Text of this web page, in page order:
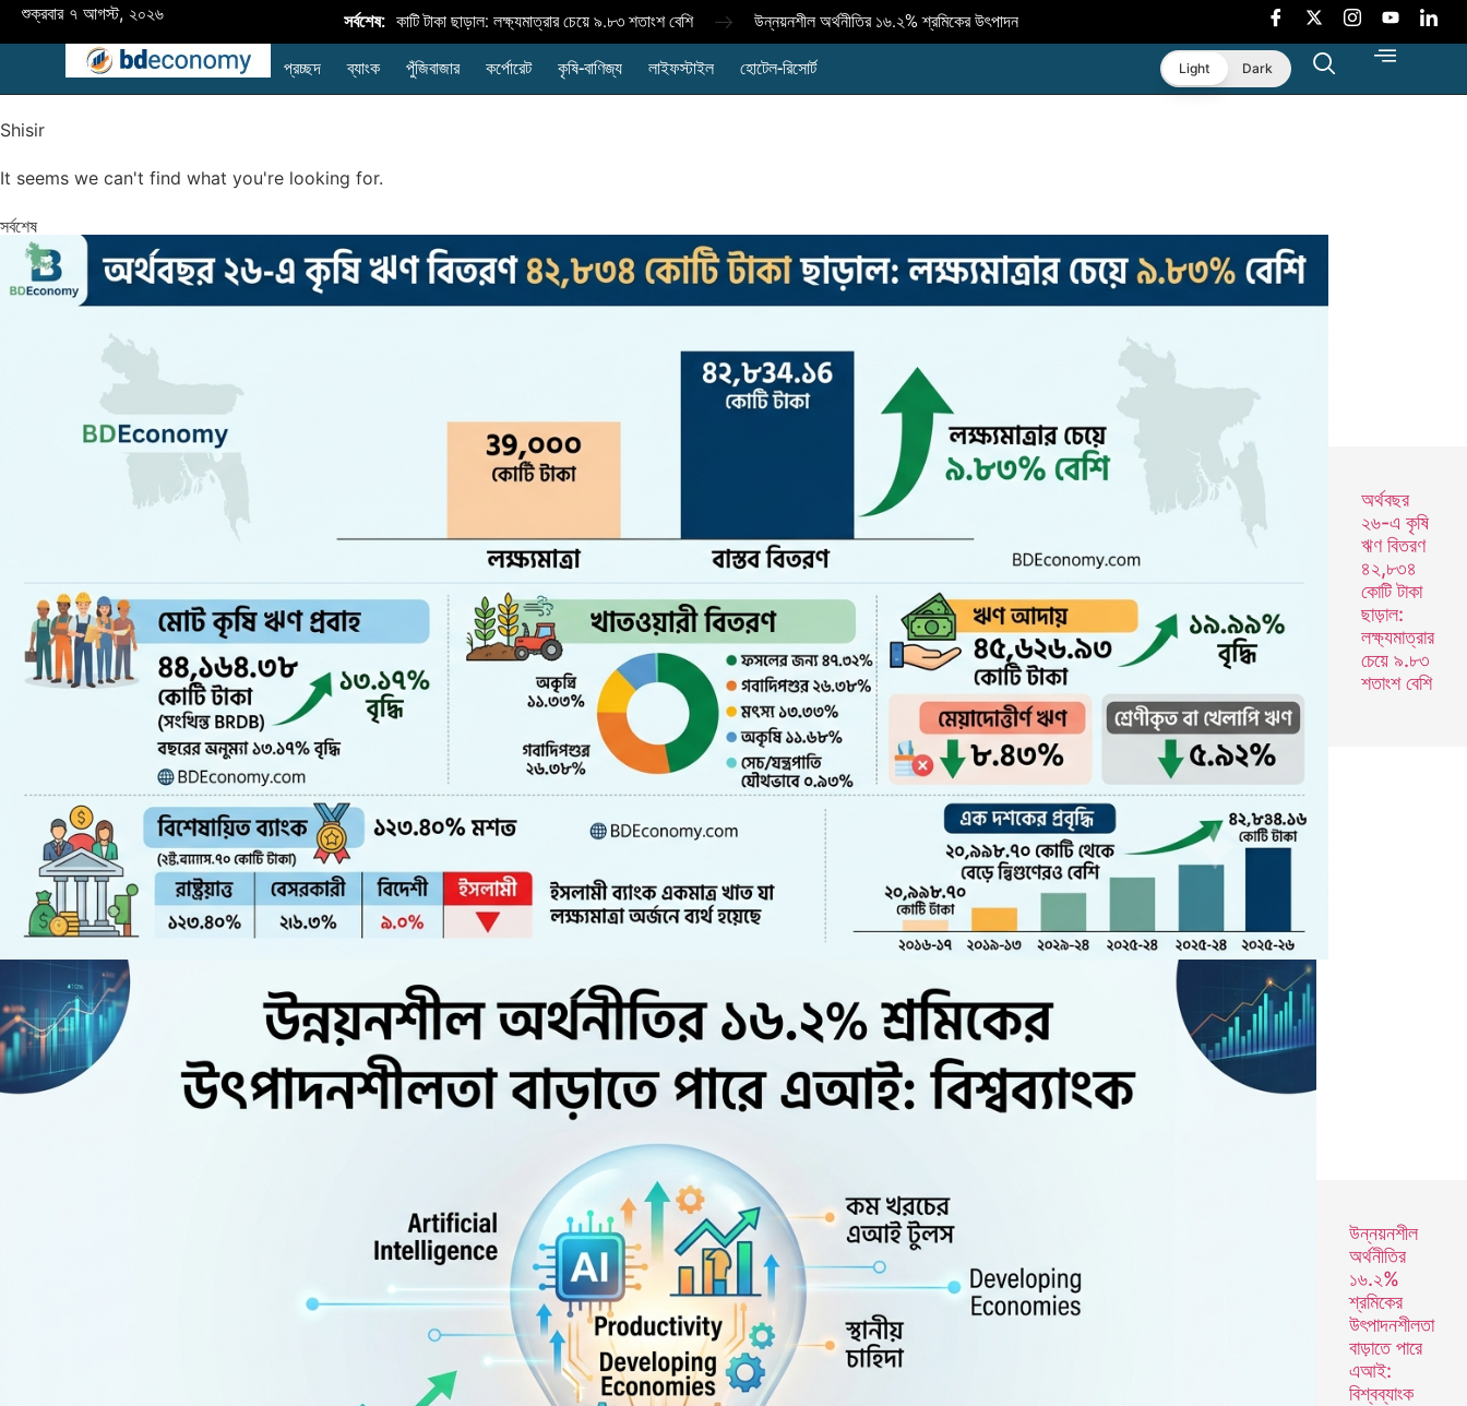
শুক্রবার ৭ আগস্ট, ২০২৬ সর্বশেষ:
অর্থবছর ২৬-এ কৃষি ঋণ বিতরণ ৪২,৮৩৪ কোটি টাকা ছাড়াল: লক্ষ্যমাত্রার চেয়ে ৯.৮৩ শতাংশ বেশি উন্নয়নশীল অর্থনীতির ১৬.২% শ্রমিকের উৎপাদনশীলতা বাড়াতে পারে এআই: বিশ্বব্যাংক বাংলাদেশে নবায়নযোগ্য জ্বালানি প্রসারের মূল
প্রচ্ছদ ব্যাংক পুঁজিবাজার কর্পোরেট কৃষি-বাণিজ্য লাইফস্টাইল হোটেল-রিসোর্ট Light Dark
Shisir
It seems we can't find what you're looking for.
সর্বশেষ
অর্থবছর
২৬-এ কৃষি
ঋণ বিতরণ
৪২,৮৩৪
কোটি টাকা
ছাড়াল:
লক্ষ্যমাত্রার
চেয়ে ৯.৮৩
শতাংশ বেশি
উন্নয়নশীল
অর্থনীতির
১৬.২%
শ্রমিকের
উৎপাদনশীলতা
বাড়াতে পারে
এআই:
বিশ্বব্যাংক